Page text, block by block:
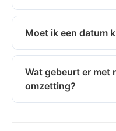
Moet ik een datum
Wat gebeurt er met
omzetting?